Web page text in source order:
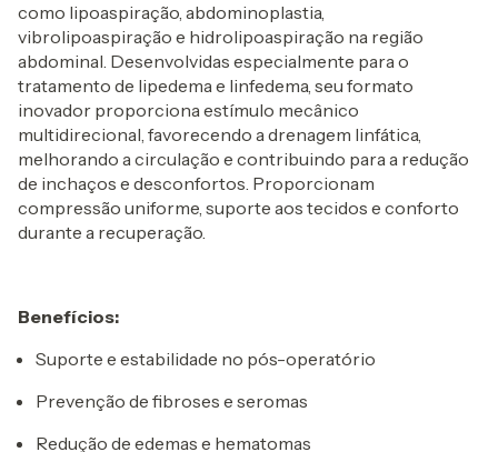
como lipoaspiração, abdominoplastia,
vibrolipoaspiração e hidrolipoaspiração na região
abdominal. Desenvolvidas especialmente para o
tratamento de lipedema e linfedema, seu formato
inovador proporciona estímulo mecânico
multidirecional, favorecendo a drenagem linfática,
melhorando a circulação e contribuindo para a redução
de inchaços e desconfortos. Proporcionam
compressão uniforme, suporte aos tecidos e conforto
durante a recuperação.
Benefícios:
Suporte e estabilidade no pós-operatório
Prevenção de fibroses e seromas
Redução de edemas e hematomas